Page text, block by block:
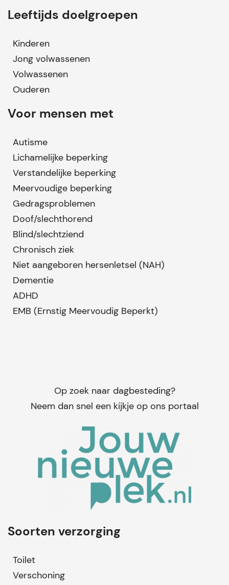
Leeftijds doelgroepen
Kinderen
Jong volwassenen
Volwassenen
Ouderen
Voor mensen met
Autisme
Lichamelijke beperking
Verstandelijke beperking
Meervoudige beperking
Gedragsproblemen
Doof/slechthorend
Blind/slechtziend
Chronisch ziek
Niet aangeboren hersenletsel (NAH)
Dementie
ADHD
EMB (Ernstig Meervoudig Beperkt)
Op zoek naar dagbesteding?
Neem dan snel een kijkje op ons portaal
Soorten verzorging
Toilet
Verschoning